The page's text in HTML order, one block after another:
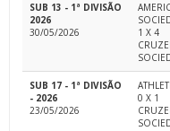
SUB 13 - 1ª DIVISÃO
2026
30/05/2026
1 X 4
SUB 17 - 1ª DIVISÃO
- 2026
23/05/2026
0 X 1